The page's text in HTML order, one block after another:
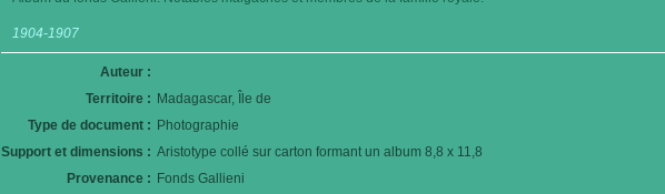
1904-1907
Auteur :
Territoire : Madagascar, Île de
Type de document : Photographie
Support et dimensions : Aristotype collé sur carton formant un album 8,8 x 11,8
Provenance : Fonds Gallieni